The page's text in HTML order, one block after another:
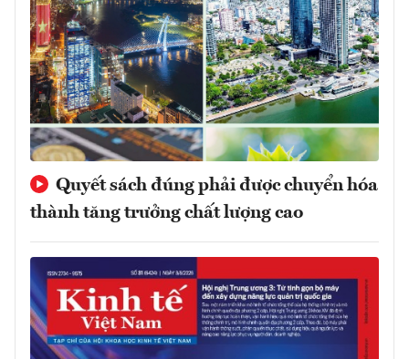
Quyết sách đúng phải được chuyển hóa
thành tăng trưởng chất lượng cao